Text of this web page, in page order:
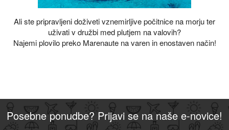
Ali ste pripravljeni doživeti vznemirljive počitnice na morju ter
uživati v družbi med plutjem na valovih?
Najemi plovilo preko Marenaute na varen in enostaven način!
Posebne ponudbe? Prijavi se na naše e-novice!